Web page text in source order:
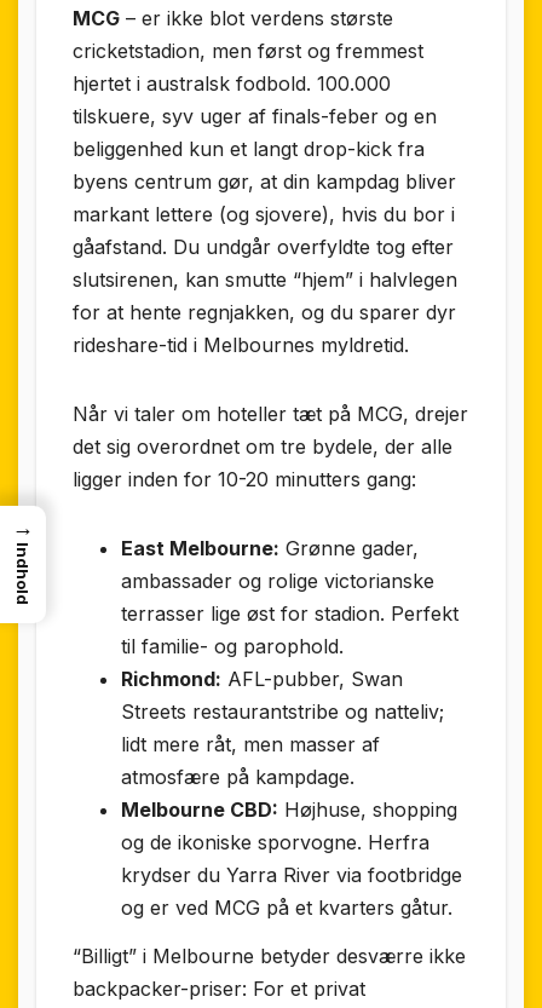
MCG – er ikke blot verdens største
cricketstadion, men først og fremmest
hjertet i australsk fodbold. 100.000
tilskuere, syv uger af finals-feber og en
beliggenhed kun et langt drop-kick fra
byens centrum gør, at din kampdag bliver
markant lettere (og sjovere), hvis du bor i
gåafstand. Du undgår overfyldte tog efter
slutsirenen, kan smutte “hjem” i halvlegen
for at hente regnjakken, og du sparer dyr
rideshare-tid i Melbournes myldretid.
Når vi taler om hoteller tæt på MCG, drejer
det sig overordnet om tre bydele, der alle
ligger inden for 10-20 minutters gang:
East Melbourne: Grønne gader,
ambassader og rolige victorianske
terrasser lige øst for stadion. Perfekt
til familie- og parophold.
Richmond: AFL-pubber, Swan
Streets restaurantstribe og natteliv;
lidt mere råt, men masser af
atmosfære på kampdage.
Melbourne CBD: Højhuse, shopping
og de ikoniske sporvogne. Herfra
krydser du Yarra River via footbridge
og er ved MCG på et kvarters gåtur.
“Billigt” i Melbourne betyder desværre ikke
backpacker-priser: For et privat
→
Indhold